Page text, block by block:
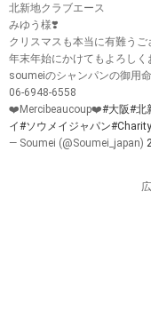
北新地クラブエース
みゆう様❣️
クリスマスも本当に有難うご
年末年始にかけてもよろしく
soumeiのシャンパンの御用
06-6948-6558
❤️Mercibeaucoup❤️#大阪#北
イ#ソウメイジャパン#Charity
— Soumei (@Soumei_japan)